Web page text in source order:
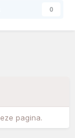
0
pagina.